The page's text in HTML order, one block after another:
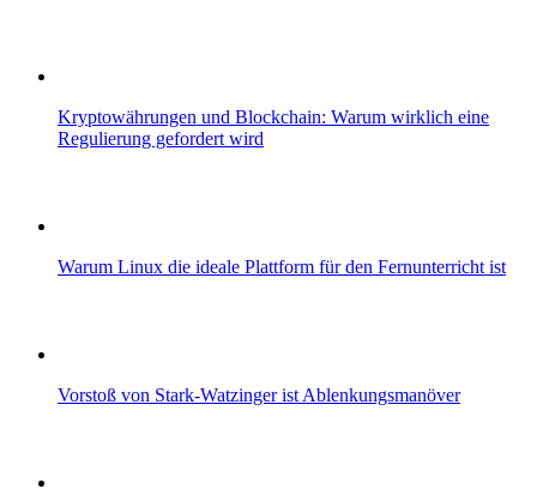
Kryptowährungen und Blockchain: Warum wirklich eine
Regulierung gefordert wird
Warum Linux die ideale Plattform für den Fernunterricht ist
Vorstoß von Stark-Watzinger ist Ablenkungsmanöver